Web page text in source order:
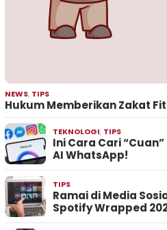
NEWS, TIPS
Hukum Memberikan Zakat
TEKNOLOGI, TIPS
Ini Cara Cari
AI WhatsApp!
TIPS
Ramai di Media
Spotify Wrapped